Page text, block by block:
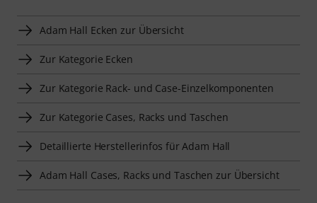
Adam Hall Ecken zur Übersicht
Zur Kategorie Ecken
Zur Kategorie Rack- und Case-Einzelkomponenten
Zur Kategorie Cases, Racks und Taschen
Detaillierte Herstellerinfos für Adam Hall
Adam Hall Cases, Racks und Taschen zur Übersicht